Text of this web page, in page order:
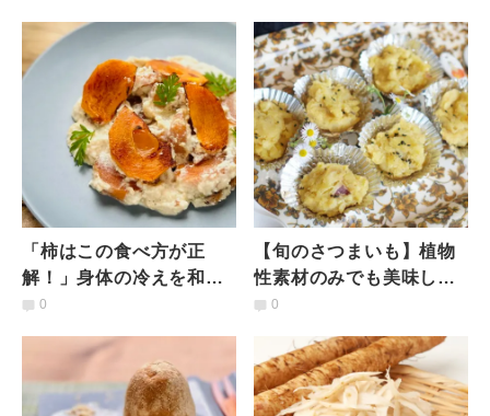
昆布あえ」
「柿はこの食べ方が正
解！」身体の冷えを和ら
げる【甘〜い調理法】と
0
【旬のさつまいも】植物
性素材のみでも美味しく
できる！生クリームバタ
テト
0